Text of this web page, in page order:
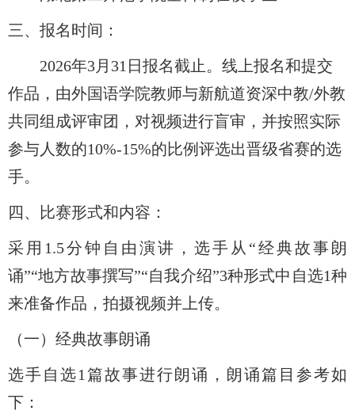
三、报名时间：
2026年3月 31 日报名截止。线上报名和提交
作品，由外国语学院教师与新航道资深中教/外教
共同组成评审团，对视频进行盲审，并按照实际
参与人数的10%-15%的比例评选出晋级省赛的选
手。
四、比赛形式和内容：
采用 1.5分钟自由演讲，选手从“经典故事朗
诵”“地方故事撰写”“自我介绍”3种形式中自选1种
来准备作品，拍摄视频并上传。
（一）经典故事朗诵
选手自选1 篇故事进行朗诵，朗诵篇目参考如
下：